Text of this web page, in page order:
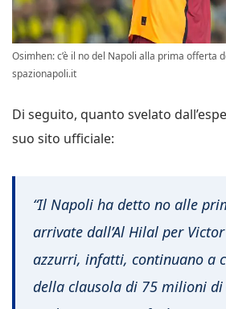
Osimhen: c’è il no del Napoli alla prima offerta
spazionapoli.it
Di seguito, quanto svelato
suo sito ufficiale:
“Il Napoli ha detto no alle
arrivate dall’Al Hilal per
azzurri, infatti, continuano a
della clausola di 75 milioni